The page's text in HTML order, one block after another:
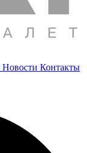
Новости Контакты